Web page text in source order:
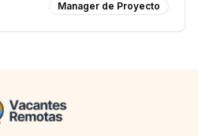
Manager de Proyecto